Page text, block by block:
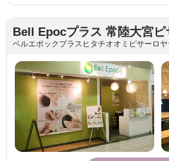
Bell Epocプラス 常陸大宮ピ
ベルエポックプラスヒタチオオミピサーロヤ